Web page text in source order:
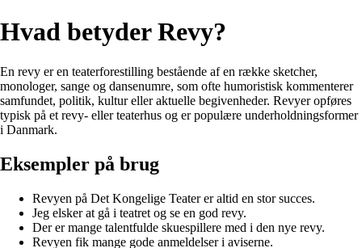
Hvad betyder Revy?
En revy er en teaterforestilling bestående af en række sketcher,
monologer, sange og dansenumre, som ofte humoristisk kommenterer
samfundet, politik, kultur eller aktuelle begivenheder. Revyer opføres
typisk på et revy- eller teaterhus og er populære underholdningsformer
i Danmark.
Eksempler på brug
Revyen på Det Kongelige Teater er altid en stor succes.
Jeg elsker at gå i teatret og se en god revy.
Der er mange talentfulde skuespillere med i den nye revy.
Revyen fik mange gode anmeldelser i aviserne.